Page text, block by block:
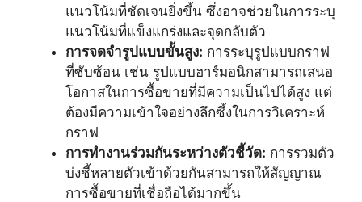
แนวโน้มที่ชัดเจนยิ่งขึ้น ซึ่งอาจช่วยในการระบุ
แนวโน้มที่แข็งแกร่งและจุดกลับตัว
การจดจำรูปแบบขั้นสูง: การระบุรูปแบบกราฟ
ที่ซับซ้อน เช่น รูปแบบฮาร์มอนิกสามารถเสนอ
โอกาสในการซื้อขายที่มีความเป็นไปได้สูง แต่
ต้องมีความเข้าใจอย่างลึกซึ้งในการวิเคราะห์
กราฟ
การทำงานร่วมกันระหว่างตัวชี้วัด: การรวมตัว
บ่งชี้หลายตัวเข้าด้วยกันสามารถให้สัญญาณ
การซื้อขายที่เชื่อถือได้มากขึ้น